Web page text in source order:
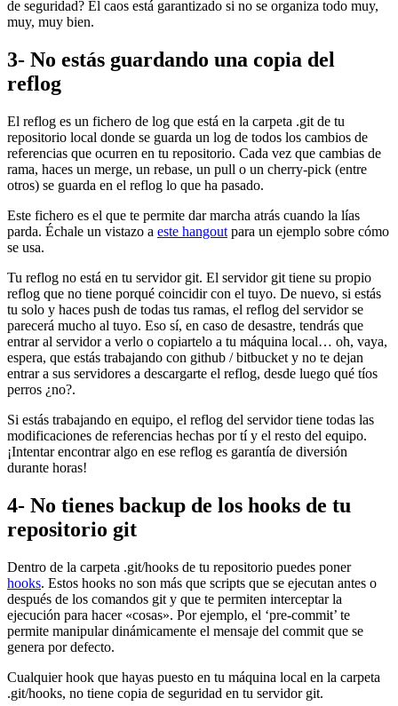
de seguridad? El caos está garantizado si no se organiza todo muy,
muy, muy bien.
3- No estás guardando una copia del
reflog
El reflog es un fichero de log que está en la carpeta .git de tu
repositorio local donde se guarda un log de todos los cambios de
referencias que ocurren en tu repositorio. Cada vez que cambias de
rama, haces un merge, un rebase, un pull o un cherry-pick (entre
otros) se guarda en el reflog lo que ha pasado.
Este fichero es el que te permite dar marcha atrás cuando la lías
parda. Échale un vistazo a este hangout para un ejemplo sobre cómo
se usa.
Tu reflog no está en tu servidor git. El servidor git tiene su propio
reflog que no tiene porqué coincidir con el tuyo. De nuevo, si estás
tu solo y haces push de todas tus ramas, el reflog del servidor se
parecerá mucho al tuyo. Eso sí, en caso de desastre, tendrás que
entrar al servidor a verlo o copiartelo a tu máquina local… oh, vaya,
espera, que estás trabajando con github / bitbucket y no te dejan
entrar a sus servidores a descargarte el reflog, desde luego qué tíos
perros ¿no?.
Si estás trabajando en equipo, el reflog del servidor tiene todas las
modificaciones de referencias hechas por tí y el resto del equipo.
¡Intentar encontrar algo en ese reflog es garantía de diversión
durante horas!
4- No tienes backup de los hooks de tu
repositorio git
Dentro de la carpeta .git/hooks de tu repositorio puedes poner
hooks. Estos hooks no son más que scripts que se ejecutan antes o
después de los comandos git y que te permiten interceptar la
ejecución para hacer «cosas». Por ejemplo, el ‘pre-commit’ te
permite manipular dinámicamente el mensaje del commit que se
genera por defecto.
Cualquier hook que hayas puesto en tu máquina local en la carpeta
.git/hooks, no tiene copia de seguridad en tu servidor git.